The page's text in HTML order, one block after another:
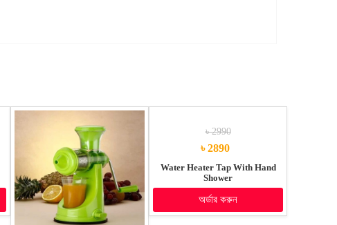
৳ 2890
৳ 2990
Water Heater Tap With Hand
Shower
অর্ডার করুন